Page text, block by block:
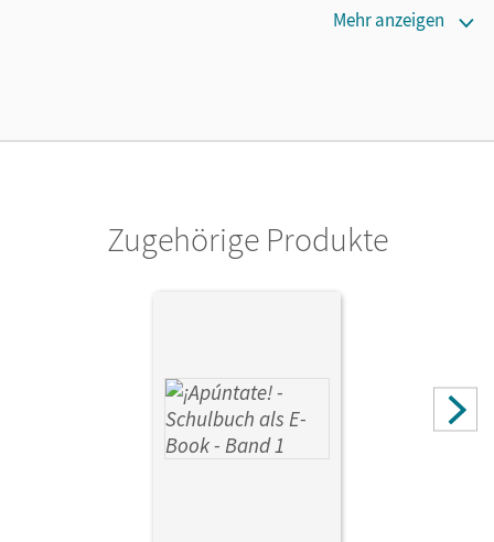
Mehr anzeigen
Zugehörige Produkte